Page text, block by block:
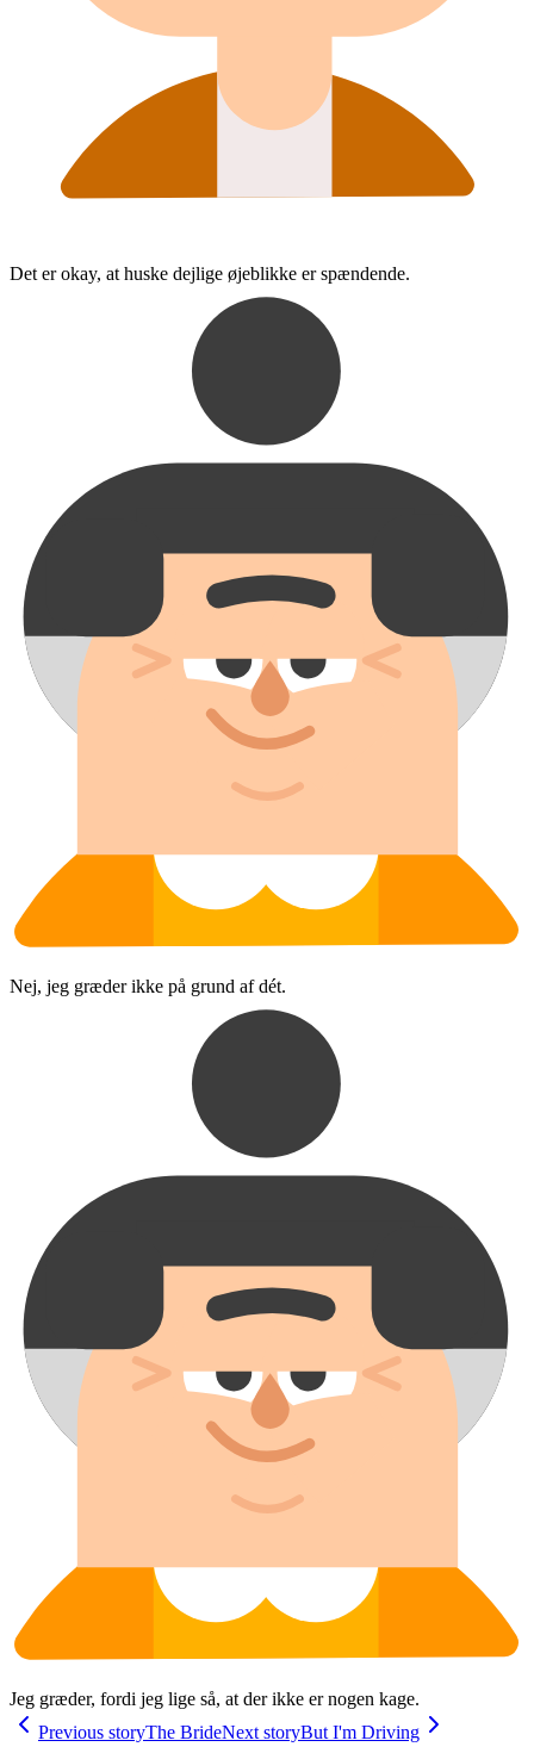
Det er okay, at huske dejlige øjeblikke er spændende.
Nej, jeg græder ikke på grund af dét.
Jeg græder, fordi jeg lige så, at der ikke er nogen kage.
Previous storyThe BrideNext storyBut I'm Driving